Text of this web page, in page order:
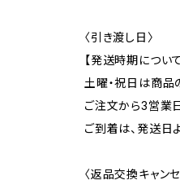
〈引き渡し日〉
【発送時期について
土曜・祝日は商品
ご注文から3営業
ご到着は、発送日
〈返品交換キャンセ